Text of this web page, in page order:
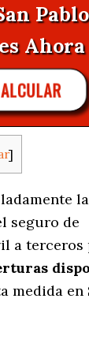
Ahora
]
seguro de
a terceros
medida en